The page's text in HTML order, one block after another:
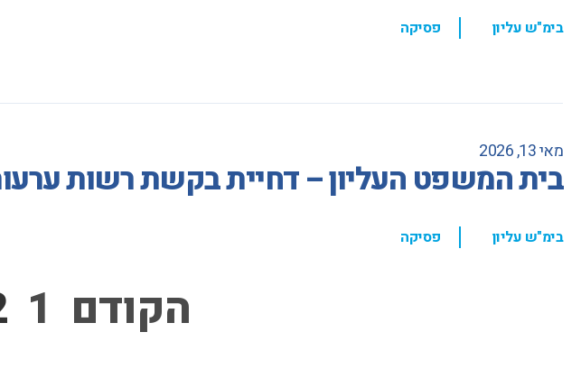
בימ"ש עליון , פסיקה
מאי 13, 2026
בית המשפט העליון – דחיית בקשת רשות ערעור
בימ"ש עליון , פסיקה
הקודם 1